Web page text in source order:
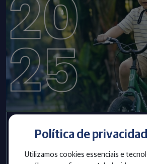
Política de
Utilizamos cookies essenciais e
Infraprev
Anual com
exercício 2025